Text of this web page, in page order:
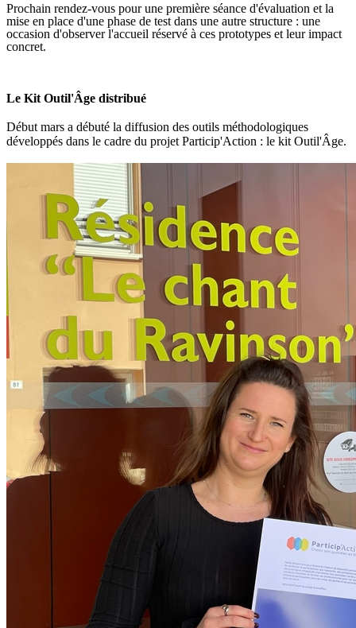
Prochain rendez-vous pour une première séance d'évaluation et la
mise en place d'une phase de test dans une autre structure : une
occasion d'observer l'accueil réservé à ces prototypes et leur impact
concret.
Le Kit Outil'Âge distribué
Début mars a débuté la diffusion des outils méthodologiques
développés dans le cadre du projet Particip'Action : le kit Outil'Âge.